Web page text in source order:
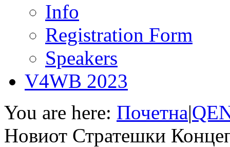
Info
Registration Form
Speakers
V4WB 2023
You are here: Почетна|
Новиот Стратешки